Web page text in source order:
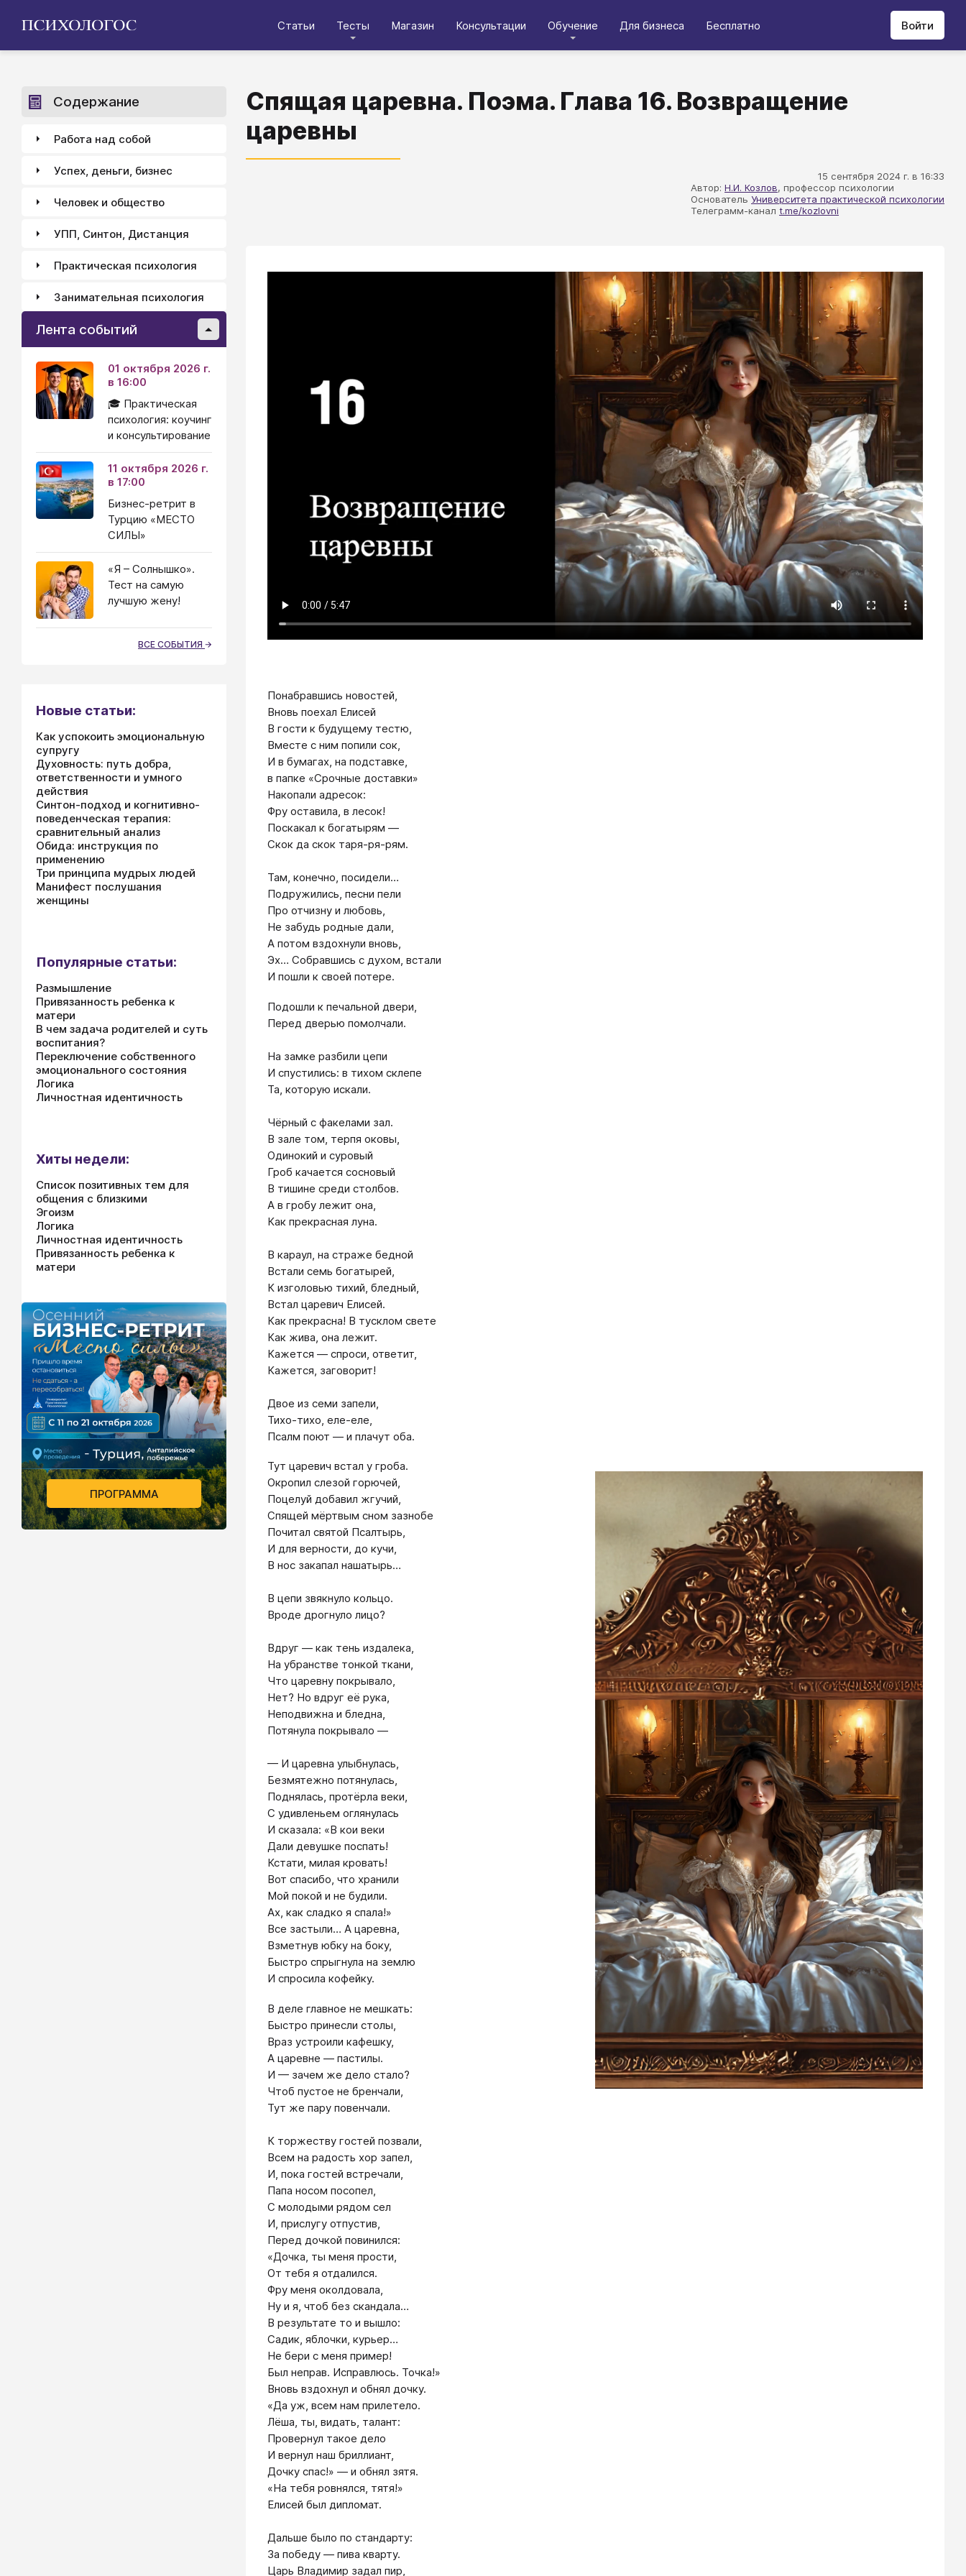
Статьи Тесты Магазин Консультации Обучение Для бизнеса Бесплатно Войти
Спящая царевна. Поэма. Глава 16. Возвращение
царевны
15 сентября 2024 г. в 16:33
Автор: Н.И. Козлов, профессор психологии
Основатель Университета практической психологии
Телеграмм-канал t.me/kozlovni
Понабравшись новостей,
Вновь поехал Елисей
В гости к будущему тестю,
Вместе с ним попили сок,
И в бумагах, на подставке,
в папке «Срочные доставки»
Накопали адресок:
Фру оставила, в лесок!
Поскакал к богатырям —
Скок да скок таря-ря-рям.
Там, конечно, посидели…
Подружились, песни пели
Про отчизну и любовь,
Не забудь родные дали,
А потом вздохнули вновь,
Эх… Собравшись с духом, встали
И пошли к своей потере.
Подошли к печальной двери,
Перед дверью помолчали.
На замке разбили цепи
И спустились: в тихом склепе
Та, которую искали.
Чёрный с факелами зал.
В зале том, терпя оковы,
Одинокий и суровый
Гроб качается сосновый
В тишине среди столбов.
А в гробу лежит она,
Как прекрасная луна.
В караул, на страже бедной
Встали семь богатырей,
К изголовью тихий, бледный,
Встал царевич Елисей.
Как прекрасна! В тусклом свете
Как жива, она лежит.
Кажется — спроси, ответит,
Кажется, заговорит!
Двое из семи запели,
Тихо-тихо, еле-еле,
Псалм поют — и плачут оба.
Тут царевич встал у гроба.
Окропил слезой горючей,
Поцелуй добавил жгучий,
Спящей мёртвым сном зазнобе
Почитал святой Псалтырь,
И для верности, до кучи,
В нос закапал нашатырь…
В цепи звякнуло кольцо.
Вроде дрогнуло лицо?
Вдруг — как тень издалека,
На убранстве тонкой ткани,
Что царевну покрывало,
Нет? Но вдруг её рука,
Неподвижна и бледна,
Потянула покрывало —
— И царевна улыбнулась,
Безмятежно потянулась,
Поднялась, протёрла веки,
С удивленьем оглянулась
И сказала: «В кои веки
Дали девушке поспать!
Кстати, милая кровать!
Вот спасибо, что хранили
Мой покой и не будили.
Ах, как сладко я спала!»
Все застыли… А царевна,
Взметнув юбку на боку,
Быстро спрыгнула на землю
И спросила кофейку.
В деле главное не мешкать:
Быстро принесли столы,
Враз устроили кафешку,
А царевне — пастилы.
И — зачем же дело стало?
Чтоб пустое не бренчали,
Тут же пару повенчали.
К торжеству гостей позвали,
Всем на радость хор запел,
И, пока гостей встречали,
Папа носом посопел,
С молодыми рядом сел
И, прислугу отпустив,
Перед дочкой повинился:
«Дочка, ты меня прости,
От тебя я отдалился.
Фру меня околдовала,
Ну и я, чтоб без скандала…
В результате то и вышло:
Садик, яблочки, курьер…
Не бери с меня пример!
Был неправ. Исправлюсь. Точка!»
Вновь вздохнул и обнял дочку.
«Да уж, всем нам прилетело.
Лёша, ты, видать, талант:
Провернул такое дело
И вернул наш бриллиант,
Дочку спас!» — и обнял зятя.
«На тебя ровнялся, тятя!»
Елисей был дипломат.
Дальше было по стандарту:
За победу — пива кварту.
Царь Владимир задал пир,
Содержание
Работа над собой
Успех, деньги, бизнес
Человек и общество
УПП, Синтон, Дистанция
Практическая психология
Занимательная психология
Лента событий
01 октября 2026 г.
в 16:00
🎓 Практическая
психология: коучинг
и консультирование
11 октября 2026 г.
в 17:00
Бизнес-ретрит в
Турцию «МЕСТО
СИЛЫ»
«Я – Солнышко».
Тест на самую
лучшую жену!
ВСЕ СОБЫТИЯ
Новые статьи:
Как успокоить эмоциональную
супругу
Духовность: путь добра,
ответственности и умного
действия
Синтон-подход и когнитивно-
поведенческая терапия:
сравнительный анализ
Обида: инструкция по
применению
Три принципа мудрых людей
Манифест послушания
женщины
Популярные статьи:
Размышление
Привязанность ребенка к
матери
В чем задача родителей и суть
воспитания?
Переключение собственного
эмоционального состояния
Логика
Личностная идентичность
Хиты недели:
Список позитивных тем для
общения с близкими
Эгоизм
Логика
Личностная идентичность
Привязанность ребенка к
матери
ПРОГРАММА